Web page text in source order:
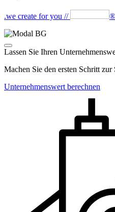
.we create for you // ®
Lassen Sie Ihren
Machen Sie den ersten Schritt
Unternehmenswert berechnen